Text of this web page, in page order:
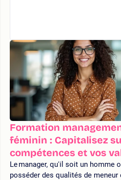
Formation
féminin : Capitalisez
compétences et vos
Le manager, qu'il soit un homme
posséder des qualités de